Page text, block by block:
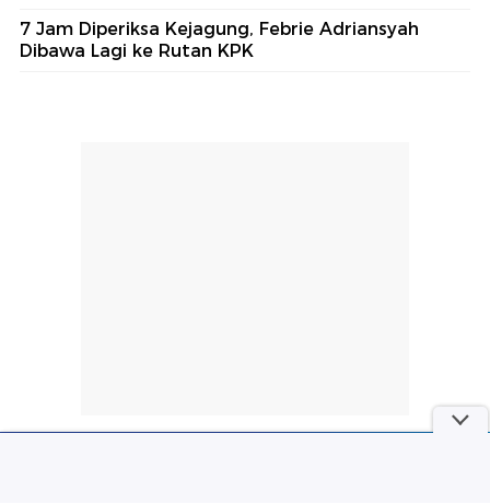
7 Jam Diperiksa Kejagung, Febrie Adriansyah
Dibawa Lagi ke Rutan KPK